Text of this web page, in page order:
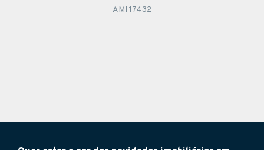
AMI 17432